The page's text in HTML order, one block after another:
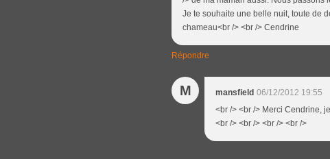
Je te souhaite une belle nuit, toute de
chameau<br /> <br /> Cendrine
Répondre
M mansfield 06/12/2012 19:55
<br /> <br /> Merci Cendrine,
<br /> <br /> <br /> <br />